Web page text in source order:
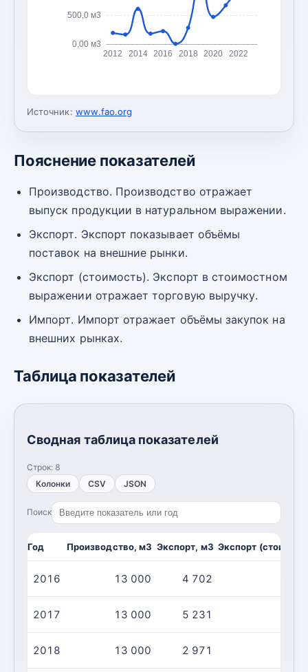
0,00 м3
500,0 м3
2012 2014 2016 2018 2020 2022
Источник: www.fao.org
Пояснение показателей
Производство. Производство отражает
выпуск продукции в натуральном выражении.
Экспорт. Экспорт показывает объёмы
поставок на внешние рынки.
Экспорт (стоимость). Экспорт в стоимостном
выражении отражает торговую выручку.
Импорт. Импорт отражает объёмы закупок на
внешних рынках.
Таблица показателей
Сводная таблица показателей
Строк: 8
Колонки
CSV JSON
Поиск
Год Производство, м3 Экспорт, м3 Экспорт
2016 13 000 4 702
2017 13 000 5 231
2018 13 000 2 971